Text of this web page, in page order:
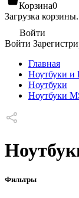
Корзина0
Загрузка
Войти
Войти
Главная
Ноутбуки
Ноутбуки
Ноутбуки
Фильтры